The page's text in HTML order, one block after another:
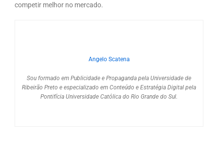
competir melhor no mercado.
Angelo Scatena
Sou formado em Publicidade e Propaganda pela Universidade de
Ribeirão Preto e especializado em Conteúdo e Estratégia Digital pela
Pontifícia Universidade Católica do Rio Grande do Sul.